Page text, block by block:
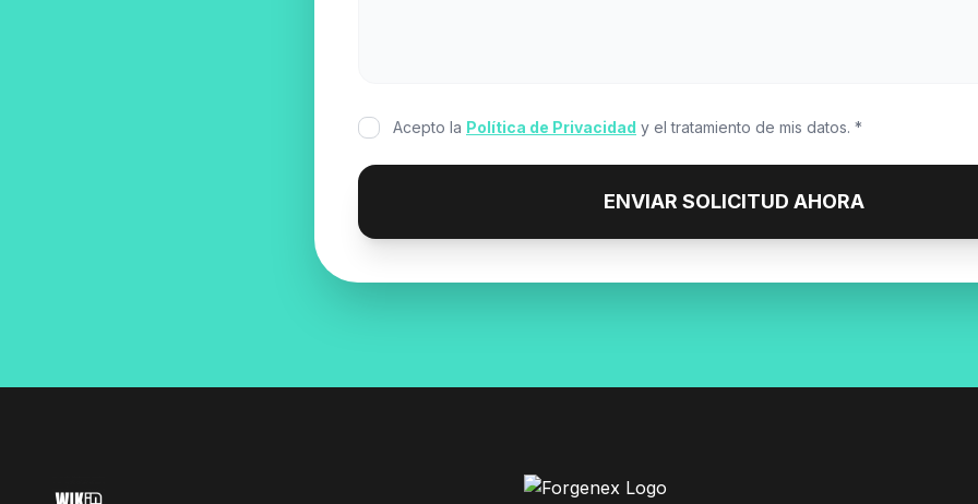
Acepto la Política de Privacidad y el tratamiento de mis datos. *
ENVIAR SOLICITUD AHORA